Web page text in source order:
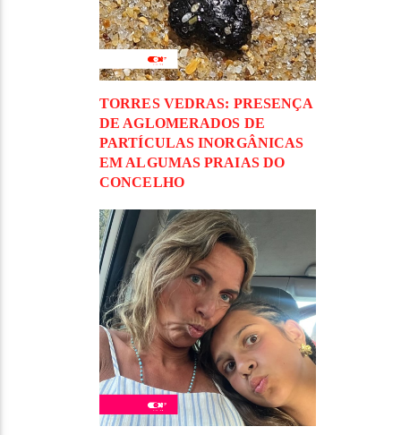
TORRES VEDRAS: PRESENÇA
DE AGLOMERADOS DE
PARTÍCULAS INORGÂNICAS
EM ALGUMAS PRAIAS DO
CONCELHO